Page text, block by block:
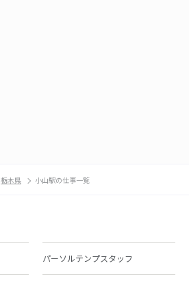
栃木県 小山駅の仕事一覧
パーソルテンプスタッフ